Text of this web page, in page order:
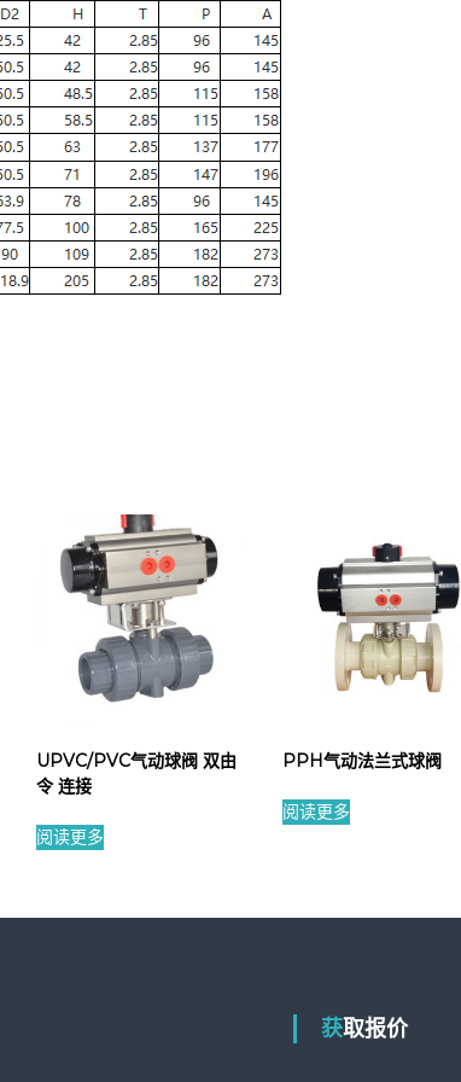
UPVC/PVC气动球阀 双由
令 连接
阅读更多
PPH气动法兰式球阀
阅读更多
获取报价